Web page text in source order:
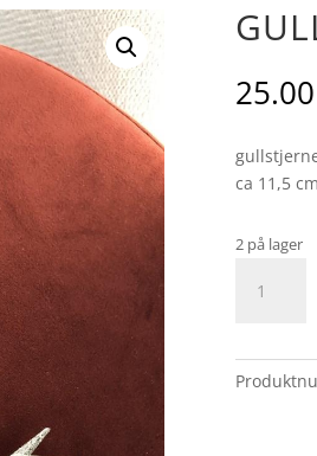
25.00
ca 11,5 cm
2 på lager
glitter